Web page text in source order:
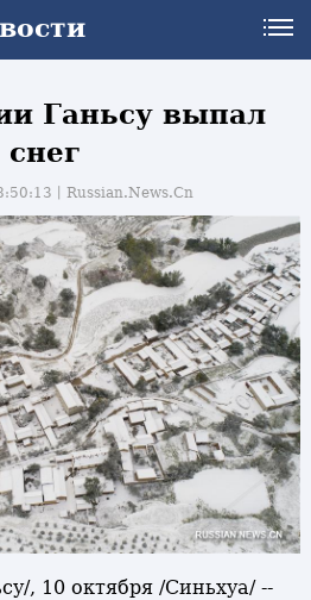
Ганьсу выпал
снег
丨Russian.News.Cn
, 10 октября /Синьхуа/ --